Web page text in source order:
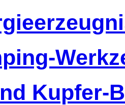
Kupfer-